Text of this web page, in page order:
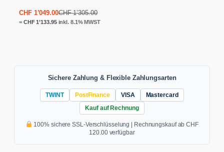
CHF1’305.00
Ursprünglicher
Preis
CHF1’049.00
Aktueller
Preis
= CHF1’133.95inkl. 8.1% MWST
Sichere Zahlung & Flexible Zahlungsarten
TWINT PostFinance VISA
Mastercard
Kauf auf Rechnung
100% sichere SSL-Verschlüsselung | Rechnungskauf ab CHF
120.00 verfügbar